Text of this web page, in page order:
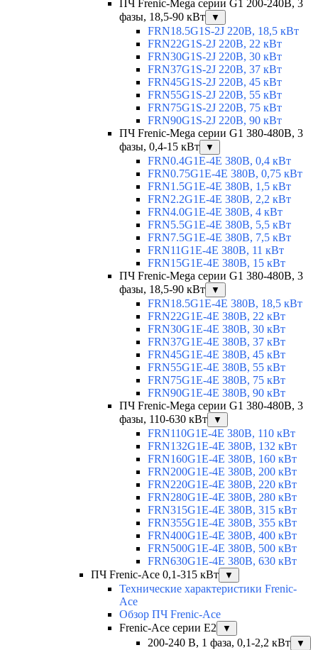
ПЧ Frenic-Mega серии G1 200-240В, 3
фазы, 18,5-90 кВт
▼
FRN18.5G1S-2J 220В, 18,5 кВт
FRN22G1S-2J 220В, 22 кВт
FRN30G1S-2J 220В, 30 кВт
FRN37G1S-2J 220В, 37 кВт
FRN45G1S-2J 220В, 45 кВт
FRN55G1S-2J 220В, 55 кВт
FRN75G1S-2J 220В, 75 кВт
FRN90G1S-2J 220В, 90 кВт
ПЧ Frenic-Mega серии G1 380-480В, 3
фазы, 0,4-15 кВт
▼
FRN0.4G1E-4E 380В, 0,4 кВт
FRN0.75G1E-4E 380В, 0,75 кВт
FRN1.5G1E-4E 380В, 1,5 кВт
FRN2.2G1E-4E 380В, 2,2 кВт
FRN4.0G1E-4E 380В, 4 кВт
FRN5.5G1E-4E 380В, 5,5 кВт
FRN7.5G1E-4E 380В, 7,5 кВт
FRN11G1E-4E 380В, 11 кВт
FRN15G1E-4E 380В, 15 кВт
ПЧ Frenic-Mega серии G1 380-480В, 3
фазы, 18,5-90 кВт
▼
FRN18.5G1E-4E 380В, 18,5 кВт
FRN22G1E-4E 380В, 22 кВт
FRN30G1E-4E 380В, 30 кВт
FRN37G1E-4E 380В, 37 кВт
FRN45G1E-4E 380В, 45 кВт
FRN55G1E-4E 380В, 55 кВт
FRN75G1E-4E 380В, 75 кВт
FRN90G1E-4E 380В, 90 кВт
ПЧ Frenic-Mega серии G1 380-480В, 3
фазы, 110-630 кВт
▼
FRN110G1E-4E 380В, 110 кВт
FRN132G1E-4E 380В, 132 кВт
FRN160G1E-4E 380В, 160 кВт
FRN200G1E-4E 380В, 200 кВт
FRN220G1E-4E 380В, 220 кВт
FRN280G1E-4E 380В, 280 кВт
FRN315G1E-4E 380В, 315 кВт
FRN355G1E-4E 380В, 355 кВт
FRN400G1E-4E 380В, 400 кВт
FRN500G1E-4E 380В, 500 кВт
FRN630G1E-4E 380В, 630 кВт
ПЧ Frenic-Ace 0,1-315 кВт
▼
Технические характеристики Frenic-
Ace
Обзор ПЧ Frenic-Ace
Frenic-Ace серии E2
▼
200-240 В, 1 фаза, 0,1-2,2 кВт ▼